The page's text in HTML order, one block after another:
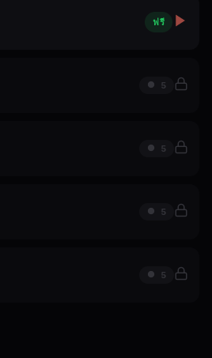
ฟรี
5
5
5
5